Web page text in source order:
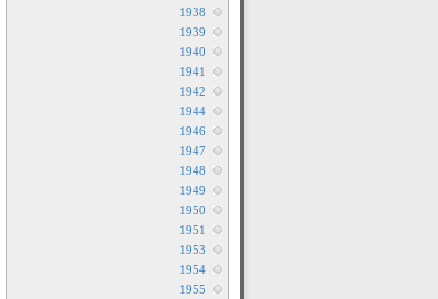
1938
1939
1940
1941
1942
1944
1946
1947
1948
1949
1950
1951
1953
1954
1955